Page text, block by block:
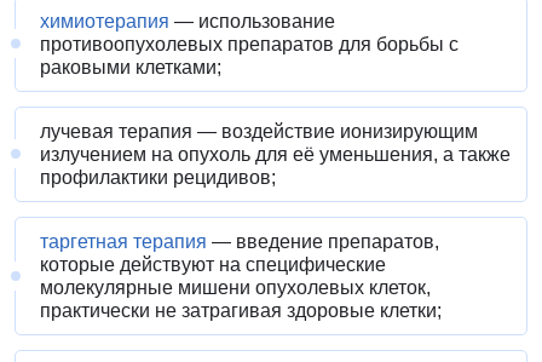
химиотерапия — использование
противоопухолевых препаратов для борьбы с
раковыми клетками;
лучевая терапия — воздействие ионизирующим
излучением на опухоль для её уменьшения, а также
профилактики рецидивов;
таргетная терапия — введение препаратов,
которые действуют на специфические
молекулярные мишени опухолевых клеток,
практически не затрагивая здоровые клетки;